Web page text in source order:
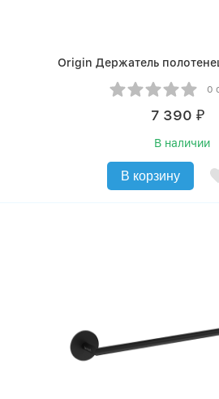
Origin Держатель
0
7 390 ₽
В наличии
В корзину